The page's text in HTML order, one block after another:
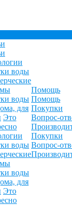
воды
воды
для
Это
воды
воды
для
Это
Помощь
Помощь
Покупки
Вопрос-
Покупки
Вопрос-